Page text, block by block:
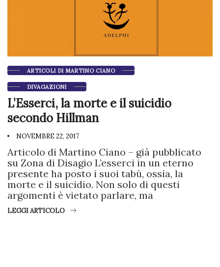
ARTICOLI DI MARTINO CIANO
DIVAGAZIONI
L’Esserci, la morte e il suicidio
secondo Hillman
NOVEMBRE 22, 2017
Articolo di Martino Ciano – già pubblicato
su Zona di Disagio L’esserci in un eterno
presente ha posto i suoi tabù, ossia, la
morte e il suicidio. Non solo di questi
argomenti è vietato parlare, ma
LEGGI ARTICOLO